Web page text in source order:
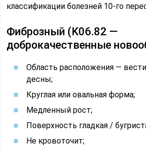
классификации болезней 10-го
Фиброзный (K06.82 —
доброкачественные
Область расположения —
десны;
Круглая или овальная форма;
Медленный рост;
Поверхность гладкая /
Не кровоточит;